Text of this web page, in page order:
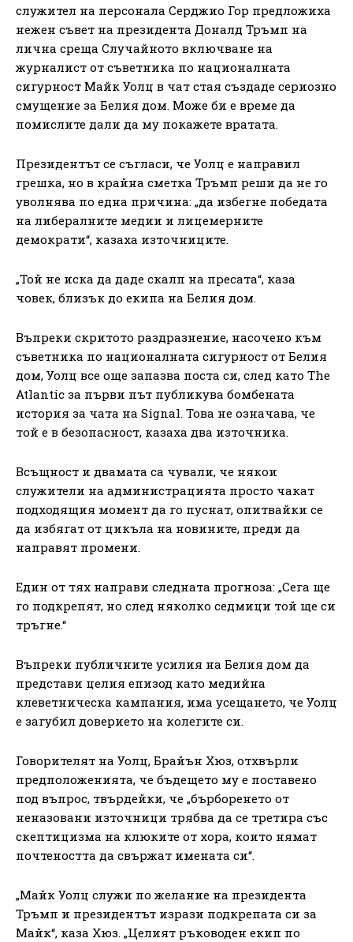
служител на персонала Серджио Гор предложиха
нежен съвет на президента Доналд Тръмп на
лична среща Случайното включване на
журналист от съветника по националната
сигурност Майк Уолц в чат стая създаде сериозно
смущение за Белия дом. Може би е време да
помислите дали да му покажете вратата.
Президентът се съгласи, че Уолц е направил
грешка, но в крайна сметка Тръмп реши да не го
уволнява по една причина: „да избегне победата
на либералните медии и лицемерните
демократи“, казаха източниците.
„Той не иска да даде скалп на пресата“, каза
човек, близък до екипа на Белия дом.
Въпреки скритото раздразнение, насочено към
съветника по националната сигурност от Белия
дом, Уолц все още запазва поста си, след като The
Atlantic за първи път публикува бомбената
история за чата на Signal. Това не означава, че
той е в безопасност, казаха два източника.
Всъщност и двамата са чували, че някои
служители на администрацията просто чакат
подходящия момент да го пуснат, опитвайки се
да избягат от цикъла на новините, преди да
направят промени.
Един от тях направи следната прогноза: „Сега ще
го подкрепят, но след няколко седмици той ще си
тръгне.“
Въпреки публичните усилия на Белия дом да
представи целия епизод като медийна
клеветническа кампания, има усещането, че Уолц
е загубил доверието на колегите си.
Говорителят на Уолц, Брайън Хюз, отхвърли
предположенията, че бъдещето му е поставено
под въпрос, твърдейки, че „бърборенето от
неназовани източници трябва да се третира със
скептицизма на клюките от хора, които нямат
почтеността да свържат имената си“.
„Майк Уолц служи по желание на президента
Тръмп и президентът изрази подкрепата си за
Майк“, каза Хюз. „Целият ръководен екип по